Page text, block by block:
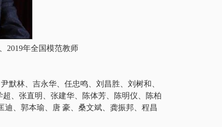
2019年全国模范教师
默林、吉永华、任忠鸣、刘昌胜、刘树和、
、张直明、张建华、陈体芳、陈明仪、陈柏
、郭本瑜、唐 豪、桑文斌、龚振邦、程昌